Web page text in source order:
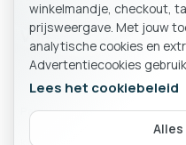
Volg ons
Particulier Bedrijf
winkelmandje, checkout,
prijsweergave. Met jouw
analytische cookies en
Advertentiecookies
Lees het cookiebeleid
BESTELLING
Winkelmand